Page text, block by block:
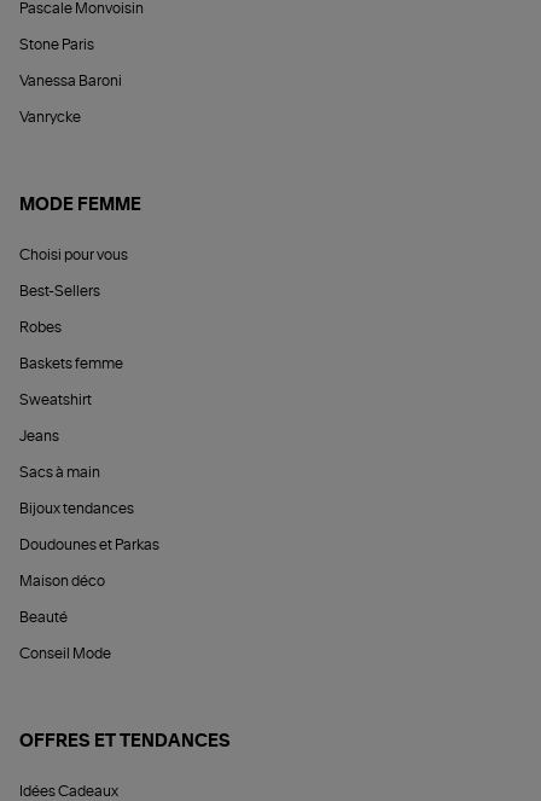
Pascale Monvoisin
Stone Paris
Vanessa Baroni
Vanrycke
MODE FEMME
Choisi pour vous
Best-Sellers
Robes
Baskets femme
Sweatshirt
Jeans
Sacs à main
Bijoux tendances
Doudounes et Parkas
Maison déco
Beauté
Conseil Mode
OFFRES ET TENDANCES
Idées Cadeaux